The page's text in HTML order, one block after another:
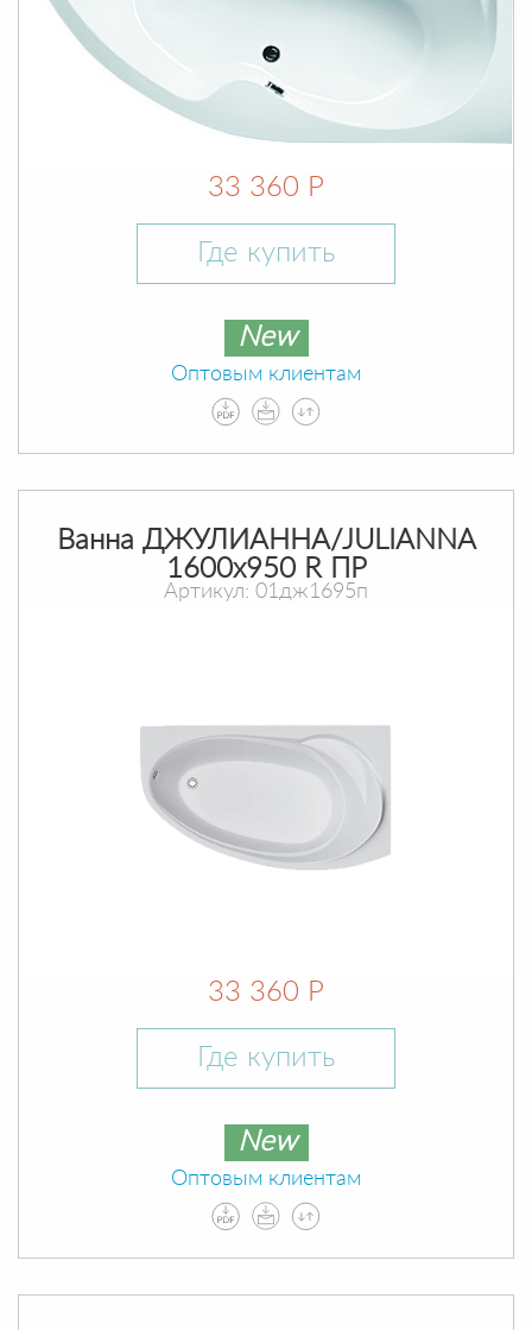
33 360 Р
Где купить
New
Оптовым клиентам
Ванна ДЖУЛИАННА/JULIANNA
1600х950 R ПР
Артикул: 01дж1695п
33 360 Р
Где купить
New
Оптовым клиентам